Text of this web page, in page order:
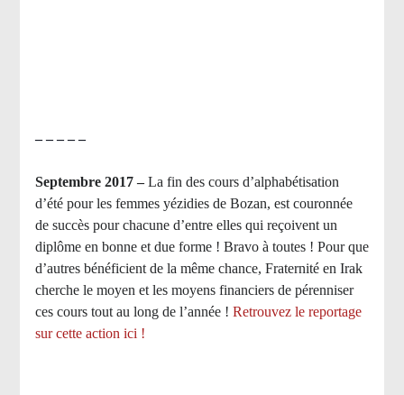
– – – – –
Septembre 2017 –La fin des cours d’alphabétisation
d’été pour les femmes yézidies de Bozan, est couronnée
de succès pour chacune d’entre elles qui reçoivent un
diplôme en bonne et due forme ! Bravo à toutes ! Pour que
d’autres bénéficient de la même chance, Fraternité en Irak
cherche le moyen et les moyens financiers de pérenniser
ces cours tout au long de l’année ! Retrouvez le reportage
sur cette action ici !